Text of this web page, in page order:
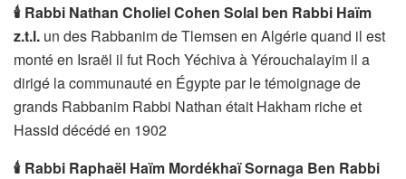
🕯 Rabbi Nathan Choliel Cohen Solal ben Rabbi Haïm
z.t.l. un des Rabbanim de Tlemsen en Algérie quand il est
monté en Israël il fut Roch Yéchiva à Yérouchalayim il a
dirigé la communauté en Égypte par le témoignage de
grands Rabbanim Rabbi Nathan était Hakham riche et
Hassid décédé en 1902
🕯 Rabbi Raphaël Haïm Mordékhaï Sornaga Ben Rabbi